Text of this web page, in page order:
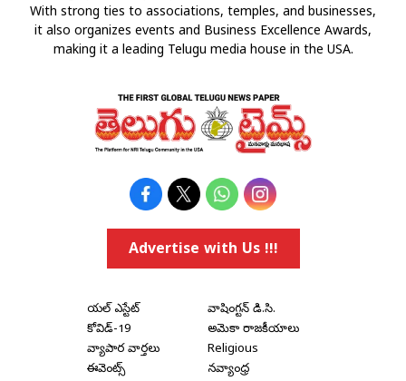
With strong ties to associations, temples, and businesses,
it also organizes events and Business Excellence Awards,
making it a leading Telugu media house in the USA.
Advertise with Us !!!
రియల్ ఎస్టేట్
కోవిడ్-19
వ్యాపార వార్తలు
ఈవెంట్స్
వాషింగ్టన్ డి.సి.
అమెరికా రాజకీయాలు
Religious
నవ్యాంధ్ర